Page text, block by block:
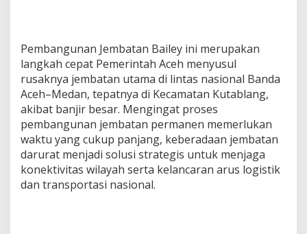
Pembangunan Jembatan Bailey ini merupakan
langkah cepat Pemerintah Aceh menyusul
rusaknya jembatan utama di lintas nasional Banda
Aceh–Medan, tepatnya di Kecamatan Kutablang,
akibat banjir besar. Mengingat proses
pembangunan jembatan permanen memerlukan
waktu yang cukup panjang, keberadaan jembatan
darurat menjadi solusi strategis untuk menjaga
konektivitas wilayah serta kelancaran arus logistik
dan transportasi nasional.